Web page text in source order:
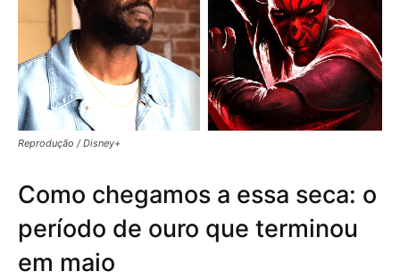
Reprodução / Disney+
Como chegamos a essa seca: o
período de ouro que terminou
em maio